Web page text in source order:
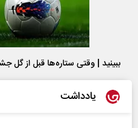
ببینید | وقتی ستاره‌ها قبل از گل
یادداشت